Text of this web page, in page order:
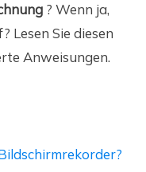
? Wenn ja,
Lesen Sie diesen
Anweisungen.